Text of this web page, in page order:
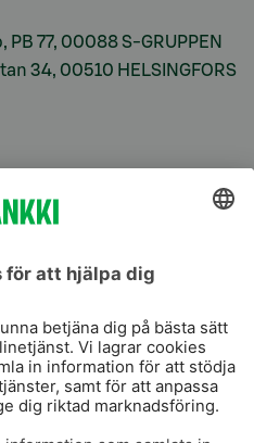
77, 00088 S-GRUPPEN
34, 00510 HELSINGFORS